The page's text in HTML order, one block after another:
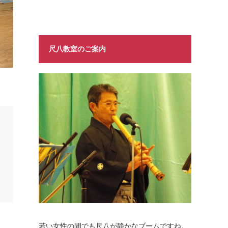
尺八教室のご案内
若い女性の間でも尺八が静かなブームですね。